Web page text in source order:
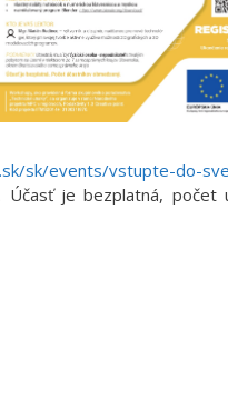
sk/events/vstupte-do-
Účasť je bezplatná, počet